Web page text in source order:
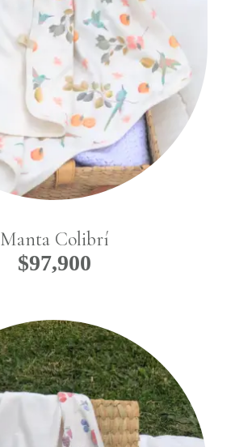
Manta Colibrí
$97,900